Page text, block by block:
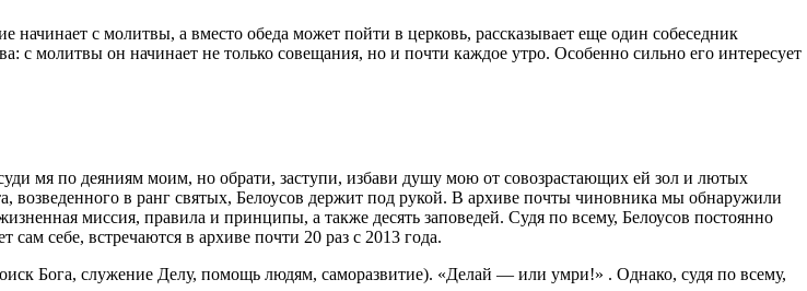
с молитвы, а вместо обеда может пойти в церковь, рассказывает еще один собеседник
молитвы он начинает не только совещания, но и почти каждое утро. Особенно сильно его интересует
мя по деяниям моим, но обрати, заступи, избави душу мою от совозрастающих ей зол и лютых
в ранг святых, Белоусов держит под рукой. В архиве почты чиновника мы обнаружили
миссия, правила и принципы, а также десять заповедей. Судя по всему, Белоусов постоянно
себе, встречаются в архиве почти 20 раз с 2013 года.
Бога, служение Делу, помощь людям, саморазвитие). «Делай — или умри!» . Однако, судя по всему,